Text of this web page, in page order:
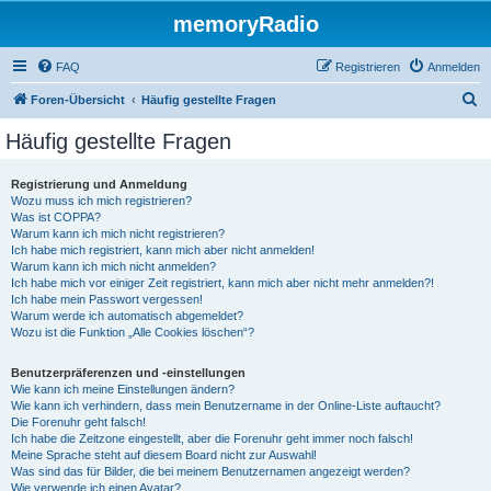
memoryRadio
FAQ Anmelden
Registrieren
Foren-Übersicht Häufig gestellte Fragen
Häufig gestellte Fragen
Registrierung und Anmeldung
Wozu muss ich mich registrieren?
Was ist COPPA?
Warum kann ich mich nicht registrieren?
Ich habe mich registriert, kann mich aber nicht anmelden!
Warum kann ich mich nicht anmelden?
Ich habe mich vor einiger Zeit registriert, kann mich aber nicht mehr anmelden?!
Ich habe mein Passwort vergessen!
Warum werde ich automatisch abgemeldet?
Wozu ist die Funktion „Alle Cookies löschen“?
Benutzerpräferenzen und -einstellungen
Wie kann ich meine Einstellungen ändern?
Wie kann ich verhindern, dass mein Benutzername in der Online-Liste auftaucht?
Die Forenuhr geht falsch!
Ich habe die Zeitzone eingestellt, aber die Forenuhr geht immer noch falsch!
Meine Sprache steht auf diesem Board nicht zur Auswahl!
Was sind das für Bilder, die bei meinem Benutzernamen angezeigt werden?
Wie verwende ich einen Avatar?